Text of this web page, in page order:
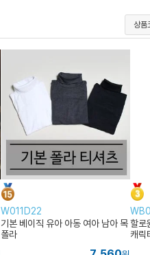
W011D22
기본 베이직 유아 아동 여아 남아 목
폴라
할로
캐릭